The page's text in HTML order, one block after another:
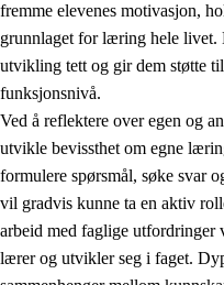
Prinsipper for
2.1 Sosial læring og
2.3 Grunnleggende
fremme elevenes motivasjon,
grunnlaget for læring hele livet.
utvikling tett og gir dem støtte
funksjonsnivå.
Ved å reflektere over egen og
utvikle bevissthet om egne
formulere spørsmål, søke svar
vil gradvis kunne ta en aktiv
arbeid med faglige utfordringer
lærer og utvikler seg i faget.